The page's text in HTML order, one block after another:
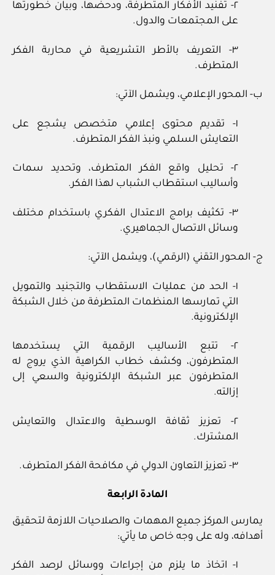
٢- تفنيد الأفكار المتطرفة، ودحضها، وبيان خطورتها
على المجتمعات والدول.
٣- التعريف بالأطر التشريعية في محاربة الفكر
المتطرف.
ب- المحور الإعلامي، ويشمل الآتي:
١- تقديم محتوى إعلامي متخصص يشجع على
التعايش السلمي ونبذ الفكر المتطرف.
٢- تحليل واقع الفكر المتطرف، وتحديد سمات
وأساليب استقطاب الشباب لهذا الفكر.
٣- تكثيف برامج الاعتدال الفكري باستخدام مختلف
وسائل الاتصال الجماهيري.
ج- المحور التقني (الرقمي)، ويشمل الآتي:
١- الحد من عمليات الاستقطاب والتجنيد والتمويل
التي تمارسها المنظمات المتطرفة من خلال الشبكة
الإلكترونية.
٢- تتبع الأساليب الرقمية التي يستخدمها
المتطرفون، وكشف خطاب الكراهية الذي يروج له
المتطرفون عبر الشبكة الإلكترونية والسعي إلى
إزالته.
٢- تعزيز ثقافة الوسطية والاعتدال والتعايش
المشترك.
٣- تعزيز التعاون الدولي في مكافحة الفكر المتطرف.
المادة الرابعة
يمارس المركز جميع المهمات والصلاحيات اللازمة لتحقيق
أهدافه، وله على وجه خاص ما يأتي:
١- اتخاذ ما يلزم من إجراءات ووسائل لرصد الفكر